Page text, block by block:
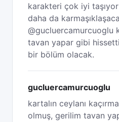
karakteri çok iyi
daha da
@gucluercamurcuoglu
tavan yapar gibi
bir bölüm olacak.
gucluercamurcuoglu
kartalın ceylanı
olmuş, gerilim tavan